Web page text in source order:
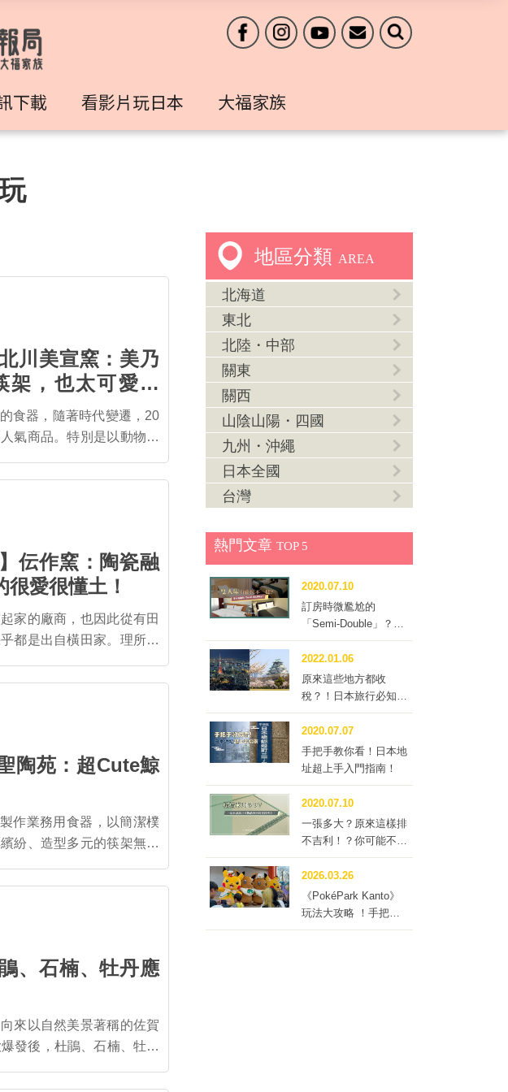
下載 看影片玩日本 大福家族
川美宣窯：美乃
架，也太可愛了
食器，隨著時代變遷，20
氣商品。特別是以動物為
表示，從照片等仔細觀察
列尤其可愛。 近期受
平易近人的價格和豐富種
栩栩如生，無論法國麵
定假日、隔週六、年末年
伝作窯：陶瓷融
愛很懂土！
家的廠商，也因此從有田
都是出自橫田家。理所當
。」同時更表示，「所謂
理長的拜託，希望訂做陶
用白瓷。經過不斷研究修
格外五彩鮮艷，不同於傳
陶苑：超Cute鯨
作業務用食器，以簡潔樸
紛、造型多元的筷架無敵
是近期在日本炙手可熱的
岩谷
時間：09:00～17:00 公
、石楠、牡丹應
來以自然美景著稱的佐賀
發後，杜鵑、石楠、牡丹
點列入願望清單，明年揪
地區分類 AREA
北海道
東北
北陸・中部
關東
關西
山陰山陽・四國
九州・沖繩
日本全國
台灣
熱門文章 TOP 5
2020.07.10
訂房時微尷尬的
「Semi-Double」？到
底要不要訂這種房型？
2022.01.06
原來這些地方都收
稅？！日本旅行必知的
「住宿稅」
2020.07.07
手把手教你看！日本地
址超上手入門指南！
2020.07.10
一張多大？原來這樣排
不吉利！？你可能不知
道的榻榻米冷知識四
問！
2026.03.26
《PokéPark Kanto》
玩法大攻略 ！手把手
帶你體驗寶可樂園：關